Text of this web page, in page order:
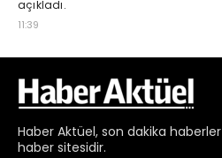
Haber Aktüel, son dakika haberler
haber sitesidir.